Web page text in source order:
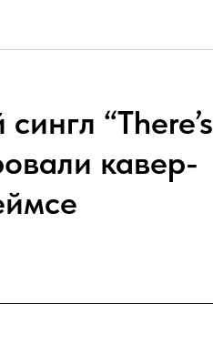
“There’s
кавер-